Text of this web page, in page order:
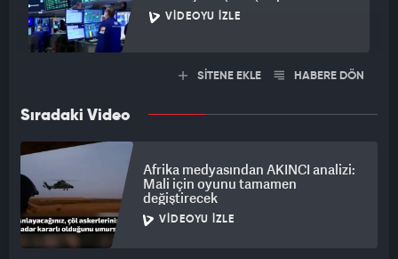
VIDEOYU İZLE
SİTENE EKLE HABERE DÖN
Sıradaki Video
Afrika medyasından AKINCI analizi:
Mali için oyunu tamamen
değiştirecek
VIDEOYU İZLE